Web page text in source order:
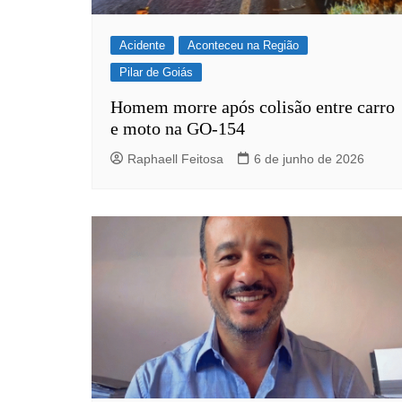
Acidente
Aconteceu na Região
Pilar de Goiás
Homem morre após colisão entre carro
e moto na GO-154
Raphaell Feitosa 6 de junho de 2026